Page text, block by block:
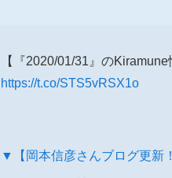
【『2020/01/31』のKiramune
https://t.co/STS5vRSX1o
▼【岡本信彦さんブログ更新